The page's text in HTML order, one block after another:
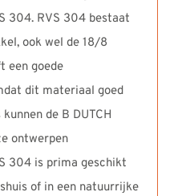
304. RVS 304 bestaat
ook wel de 18/8
een goede
dit materiaal goed
de B DUTCH
ontwerpen
304 is prima geschikt
of in een natuurrijke